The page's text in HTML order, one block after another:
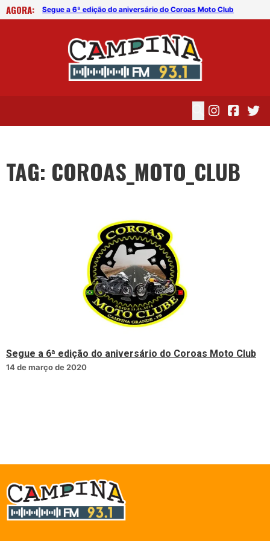
AGORA:
Club Segue a 6ª edição do aniversário do Coroas Moto Club
TAG: COROAS_MOTO_CLUB
Segue a 6ª edição do aniversário do Coroas Moto Club
14 de março de 2020